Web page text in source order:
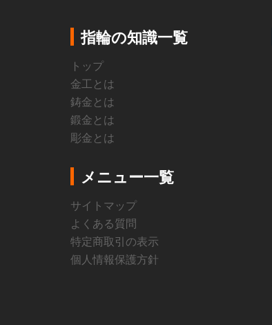
指輪の知識一覧
トップ
金工とは
鋳金とは
鍛金とは
彫金とは
メニュー一覧
サイトマップ
よくある質問
特定商取引の表示
個人情報保護方針